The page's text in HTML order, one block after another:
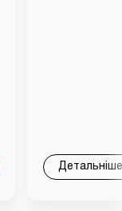
Детальніше